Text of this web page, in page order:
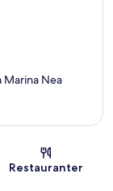
Marina Nea
Restauranter